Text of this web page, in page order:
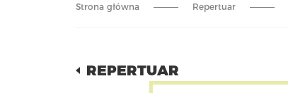
Strona główna Repertuar
REPERTUAR